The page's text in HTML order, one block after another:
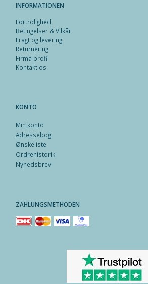
INFORMATIONEN
Fortrolighed
Betingelser & Vilkår
Fragt og levering
Returnering
Firma profil
Kontakt os
KONTO
Min konto
Adressebog
Ønskeliste
Ordrehistorik
Nyhedsbrev
ZAHLUNGSMETHODEN